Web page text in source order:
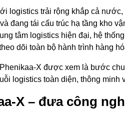
logistics trải rộng khắp cả
đang tái cấu trúc hạ tầng kho
tâm logistics hiện đại, hệ
dõi toàn bộ hành trình hàng
X được xem là bước
logistics toàn diện, thông minh
X – đưa công